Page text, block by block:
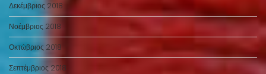
Δεκέμβριος 2018
Νοέμβριος 2018
Οκτώβριος 2018
Σεπτέμβριος 2018